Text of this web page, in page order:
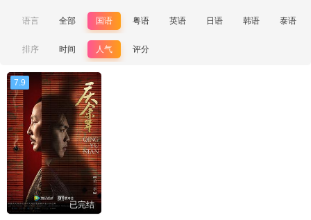
语言 全部 国语 粤语 英语 日语 韩语 泰语
排序 时间 人气 评分
7.9
已完结